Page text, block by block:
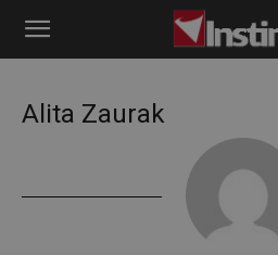
Instinkt
Alita Zaurak